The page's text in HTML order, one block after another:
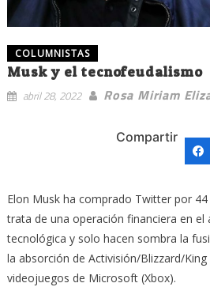
COLUMNISTAS
Musk y el tecnofeudalismo
abril 28, 2022 Rosa Miriam
Compartir
Elon Musk ha comprado Twitter por
trata de una operación financiera en el
tecnológica y solo hacen sombra la
la absorción de Activisión/Blizzard/
videojuegos de Microsoft (Xbox).